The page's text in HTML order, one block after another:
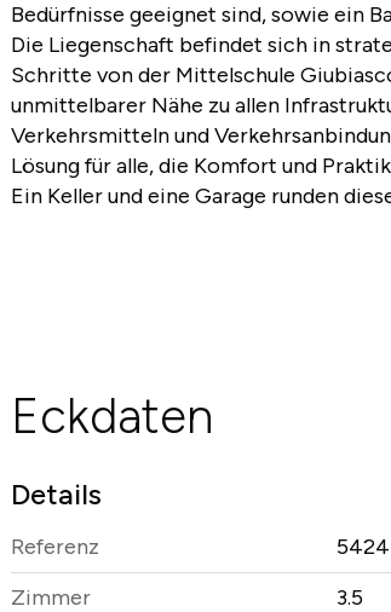
Bedürfnisse geeignet sind, sowie ein
Die Liegenschaft befindet sich in
Schritte von der Mittelschule
unmittelbarer Nähe zu allen
Verkehrsmitteln und
Lösung für alle, die Komfort und
Ein Keller und eine Garage runden
Eckdaten
Details
Referenz
Zimmer
3.5